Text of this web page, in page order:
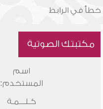
خطأ في الرابط
مكتبتك الصوتية
اسم
المستخدم:
كـلـــمـة